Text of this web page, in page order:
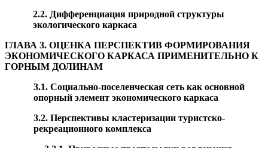
2.2. Дифференциация природной структуры
экологического каркаса
ГЛАВА 3. ОЦЕНКА ПЕРСПЕКТИВ ФОРМИРОВАНИЯ
ЭКОНОМИЧЕСКОГО КАРКАСА ПРИМЕНИТЕЛЬНО К
ГОРНЫМ ДОЛИНАМ
3.1. Социально-поселенческая сеть как основной
опорный элемент экономического каркаса
3.2. Перспективы кластеризации туристско-
рекреационного комплекса